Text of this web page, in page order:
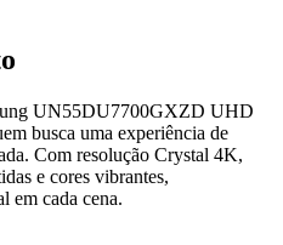
UN55DU7700GXZD UHD
busca uma experiência de
Com resolução Crystal 4K,
e cores vibrantes,
em cada cena.